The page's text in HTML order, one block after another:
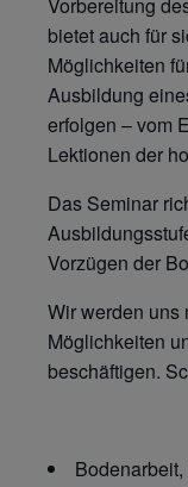
Vorbereitung
bietet auch für
Möglichkeiten
Ausbildung
erfolgen – vom
Lektionen der
Das Seminar
Vorzügen der
Wir werden uns
Möglichkeiten
beschäftigen.